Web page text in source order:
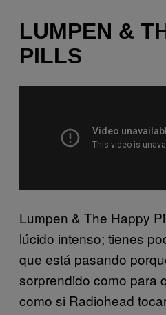
LUMPEN &
PILLS
Lumpen & The Happy
lúcido intenso; tienes
que está pasando
sorprendido como para
como si Radiohead